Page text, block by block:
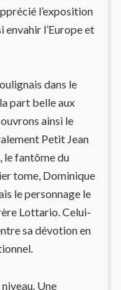
l’exposition
l’Europe et
dans le
part belle aux
ainsi le
Petit Jean
le fantôme du
tome, Dominique
le personnage le
Lottario. Celui-
sa dévotion en
Une